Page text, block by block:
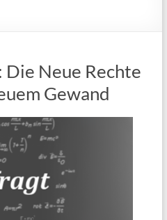
Die Neue Rechte
Gewand